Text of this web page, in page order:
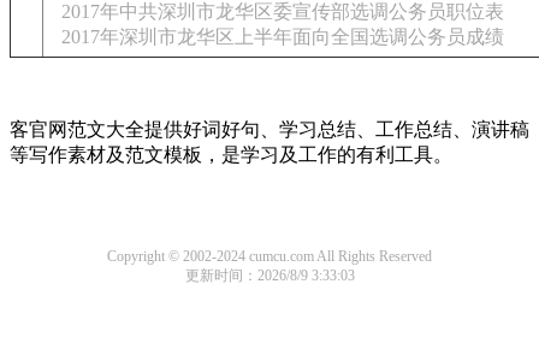
2017年中共深圳市龙华区委宣传部选调公务员职位表
2017年深圳市龙华区上半年面向全国选调公务员成绩
客官网范文大全提供好词好句、学习总结、工作总结、演讲稿
等写作素材及范文模板，是学习及工作的有利工具。
Copyright © 2002-2024 cumcu.com All Rights Reserved
更新时间：2026/8/9 3:33:03